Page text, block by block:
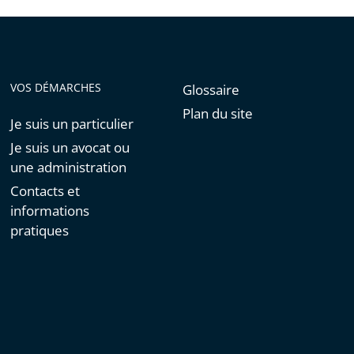
VOS DÉMARCHES
Je suis un particulier
Je suis un avocat ou
une administration
Contacts et
informations
pratiques
Glossaire
Plan du site